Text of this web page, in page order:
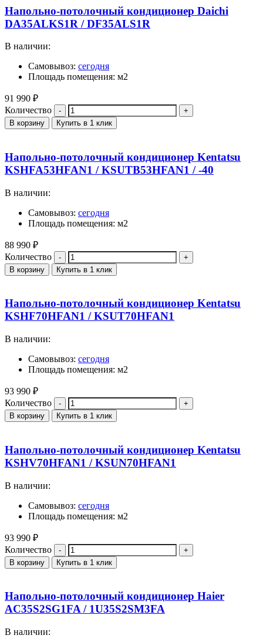
Напольно-потолочный кондиционер Daichi
DA35ALKS1R / DF35ALS1R
В наличии:
Самовывоз: сегодня
Площадь помещения: м2
91 990 ₽
Количество
В корзину Купить в 1 клик
Напольно-потолочный кондиционер Kentatsu
KSHFA53HFAN1 / KSUTB53HFAN1 / -40
В наличии:
Самовывоз: сегодня
Площадь помещения: м2
88 990 ₽
Количество
В корзину Купить в 1 клик
Напольно-потолочный кондиционер Kentatsu
KSHF70HFAN1 / KSUT70HFAN1
В наличии:
Самовывоз: сегодня
Площадь помещения: м2
93 990 ₽
Количество
В корзину Купить в 1 клик
Напольно-потолочный кондиционер Kentatsu
KSHV70HFAN1 / KSUN70HFAN1
В наличии:
Самовывоз: сегодня
Площадь помещения: м2
93 990 ₽
Количество
В корзину Купить в 1 клик
Напольно-потолочный кондиционер Haier
AC35S2SG1FA / 1U35S2SM3FA
В наличии: